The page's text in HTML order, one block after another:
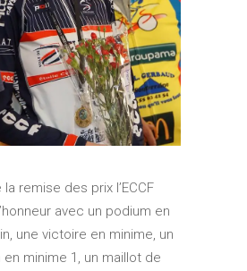
remise des prix l’ECCF
avec un podium en
une victoire en minime, un
en minime 1, un maillot de